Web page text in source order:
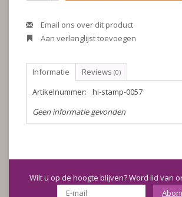
Email ons over dit product
Aan verlanglijst toevoegen
Informatie Reviews (0)
Artikelnummer:
hi-stamp-0057
Geen informatie gevonden
Wilt u op de hoogte blijven? Word lid van